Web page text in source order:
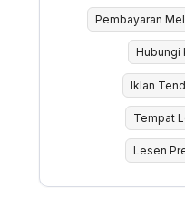
Pembayaran
Hubungi
Iklan
Tempat
Lesen